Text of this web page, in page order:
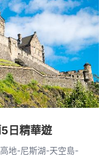
日精華遊
地-尼斯湖-天空島-